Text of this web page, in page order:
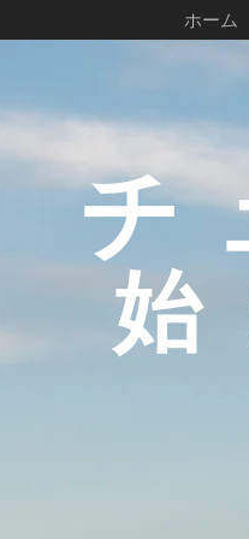
チ
ホーム